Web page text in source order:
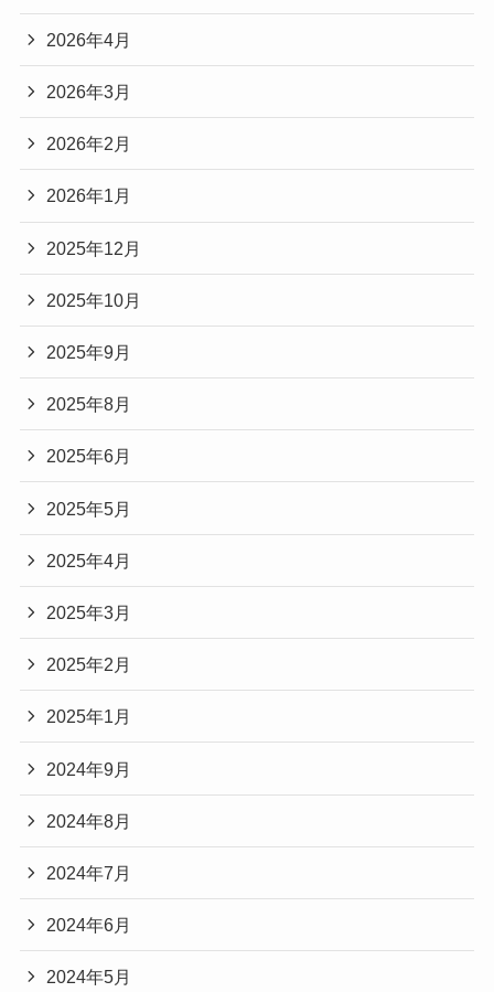
2026年4月
2026年3月
2026年2月
2026年1月
2025年12月
2025年10月
2025年9月
2025年8月
2025年6月
2025年5月
2025年4月
2025年3月
2025年2月
2025年1月
2024年9月
2024年8月
2024年7月
2024年6月
2024年5月